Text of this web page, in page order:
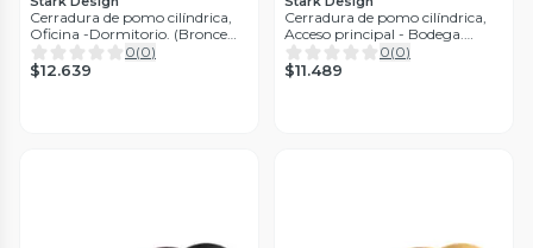
Cerradura de pomo cilíndrica,
Oficina -Dormitorio. (Bronce
pulido)
0(0)
$12.639
Cerradura de pomo cilíndrica,
Acceso principal - Bodega.
(Acero inoxidable 304)
0(0)
$11.489